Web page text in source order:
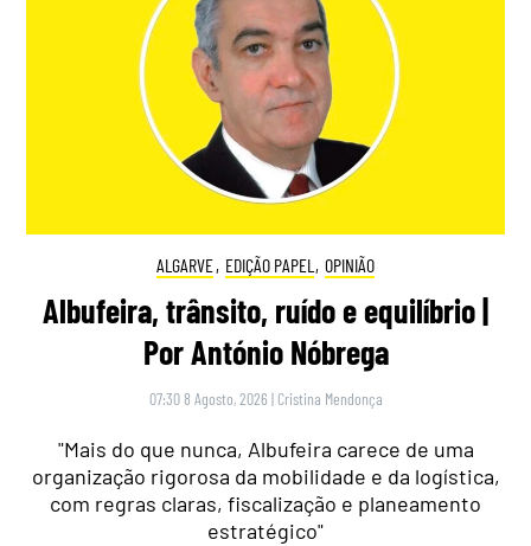
ALGARVE, EDIÇÃO PAPEL , OPINIÃO
Albufeira, trânsito, ruído e equilíbrio |
Por António Nóbrega
07:30 8 Agosto, 2026 | Cristina Mendonça
"Mais do que nunca, Albufeira carece de uma
organização rigorosa da mobilidade e da logística,
com regras claras, fiscalização e planeamento
estratégico"